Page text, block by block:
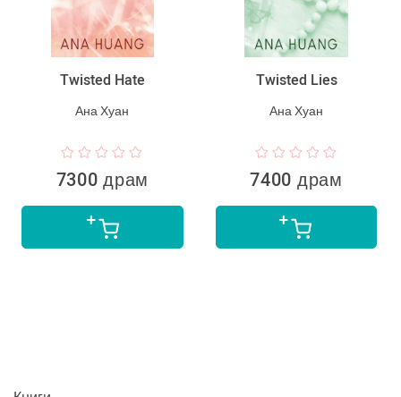
Twisted Hate
Ана Хуан
7300 драм
Twisted Lies
Ана Хуан
7400 драм